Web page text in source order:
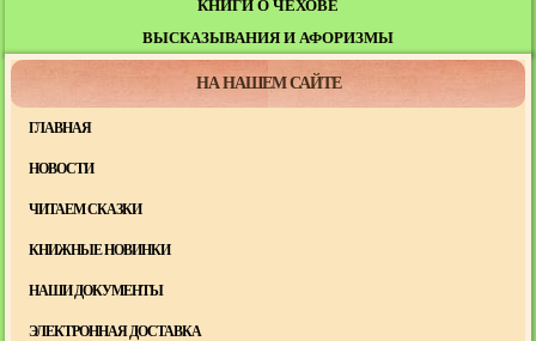
КНИГИ О ЧЕХОВЕ
ВЫСКАЗЫВАНИЯ И АФОРИЗМЫ
НА НАШЕМ САЙТЕ
ГЛАВНАЯ
НОВОСТИ
ЧИТАЕМ СКАЗКИ
КНИЖНЫЕ НОВИНКИ
НАШИ ДОКУМЕНТЫ
ЭЛЕКТРОННАЯ ДОСТАВКА